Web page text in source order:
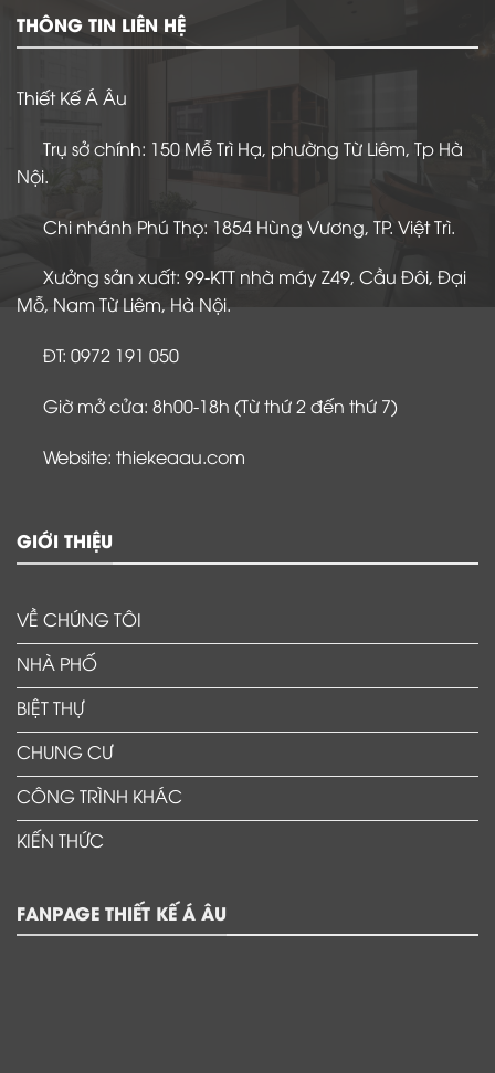
THÔNG TIN LIÊN HỆ
Thiết Kế Á Âu
Trụ sở chính: 150 Mễ Trì Hạ, phường Từ Liêm, Tp Hà
Nội.
Chi nhánh Phú Thọ: 1854 Hùng Vương, TP. Việt Trì.
Xưởng sản xuất: 99-KTT nhà máy Z49, Cầu Đôi, Đại
Mỗ, Nam Từ Liêm, Hà Nội.
ĐT: 0972 191 050
Giờ mở cửa: 8h00-18h (Từ thứ 2 đến thứ 7)
Website: thiekeaau.com
GIỚI THIỆU
VỀ CHÚNG TÔI
NHÀ PHỐ
BIỆT THỰ
CHUNG CƯ
CÔNG TRÌNH KHÁC
KIẾN THỨC
FANPAGE THIẾT KẾ Á ÂU